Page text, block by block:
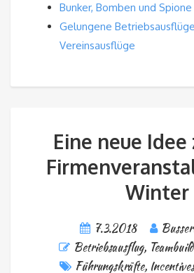
Bunker, Bomben und
Gelungene
Vereinsausflüge
Eine neue
Winter
7.3.2018
Betriebsausflug,
Führungskräfte, Incentives